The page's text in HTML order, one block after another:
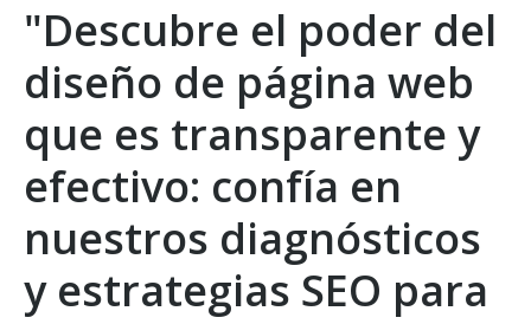
"Descubre el poder del
diseño de página web
que es transparente y
efectivo: confía en
nuestros diagnósticos
y estrategias SEO para